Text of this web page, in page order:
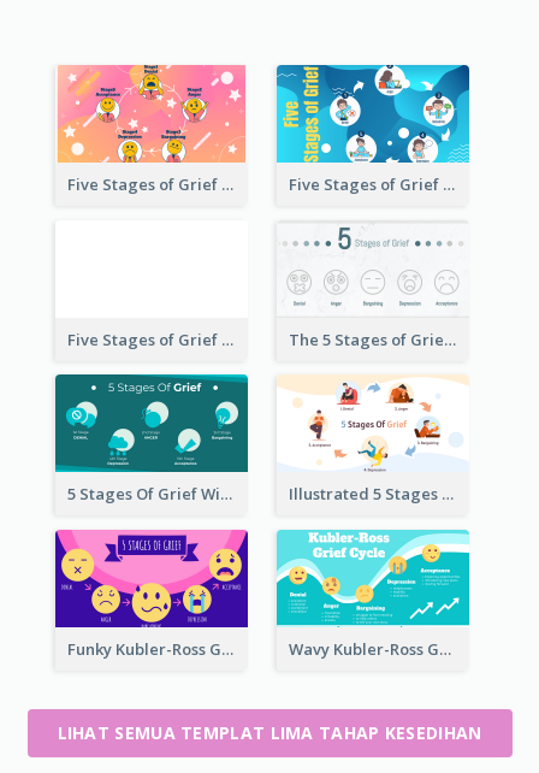
Five Stages of Grief with Emoji Icon Five Stages of Grief Infographic with illustration
Five Stages of Grief The 5 Stages of Grief With emoji Icon
5 Stages Of Grief With Graphics Illustrated 5 Stages Of Grief
Funky Kubler-Ross Grief Cycle Wavy Kubler-Ross Grief Cycle
LIHAT SEMUA TEMPLAT LIMA TAHAP KESEDIHAN